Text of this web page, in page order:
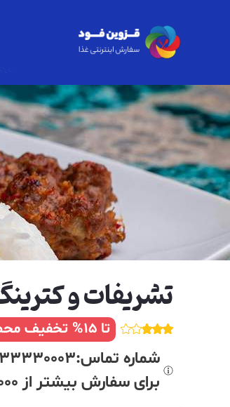
تشریفات و
تا15% تخفیف
برای سفارش بیشتر از 1,500,000 تومان